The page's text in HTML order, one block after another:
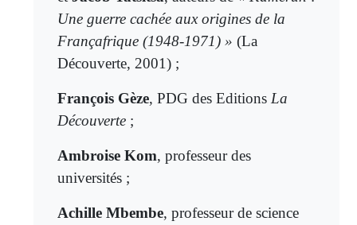
Une guerre cachée aux origines de la
Françafrique (1948-1971) » (La
Découverte, 2001) ;
François Gèze, PDG des Editions La
Découverte ;
Ambroise Kom, professeur des
universités ;
Achille Mbembe, professeur de science